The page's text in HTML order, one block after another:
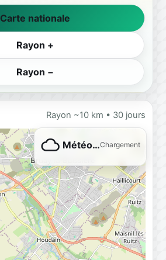
Carte nationale
Rayon +
Rayon −
Rayon ~10 km • 30 jours
Météo…Chargement